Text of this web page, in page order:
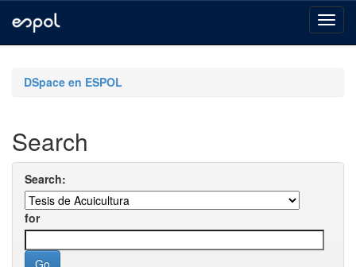
navigationDSpace en ESPOL
Search
Search:
for